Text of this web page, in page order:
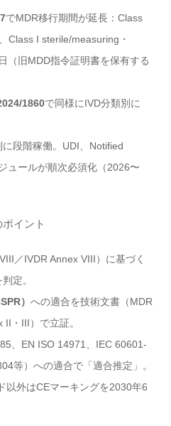
でMDR移行期間が延長：Class
Class I sterile/measuring・
（旧MDD指令証明書を保有する
1860で同様にIVD分類別に
段階稼働。UDI、Notified
ュールが順次必須化（2026〜
イント
／IVDR Annex VIII）に基づく
定。
）への適合を技術文書（MDR
・III）で立証。
、EN ISO 14971、IEC 60601-
等）への適合で「適合推定」。
以外はCEマーキングを2030年6